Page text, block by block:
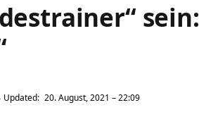
sein:
Updated: 20. August, 2021 – 22:09